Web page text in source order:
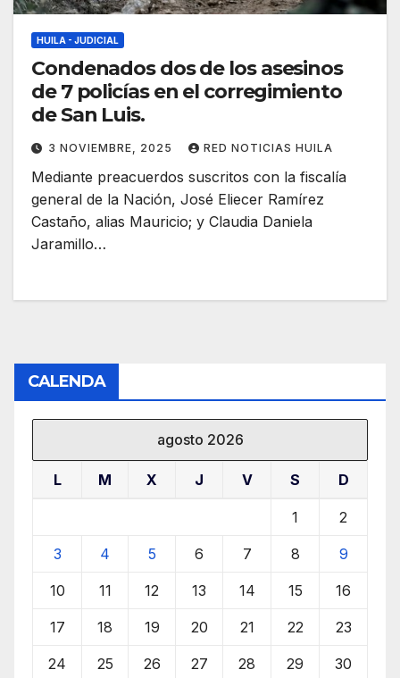
HUILA - JUDICIAL
Condenados dos de los asesinos
de 7 policías en el corregimiento
de San Luis.
3 NOVIEMBRE, 2025 RED NOTICIAS HUILA
Mediante preacuerdos suscritos con la fiscalía
general de la Nación, José Eliecer Ramírez
Castaño, alias Mauricio; y Claudia Daniela
Jaramillo…
CALENDA
agosto 2026
L M X J V S D
1 2
3 4 5 6 7 8 9
10 11 12 13 14 15 16
17 18 19 20 21 22 23
24 25 26 27 28 29 30